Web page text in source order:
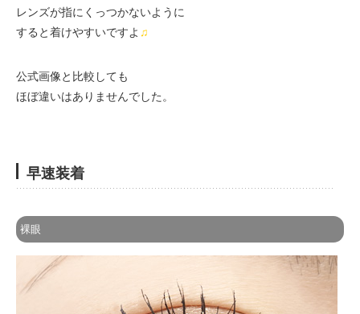
レンズが指にくっつかないように
すると着けやすいですよ ♫
公式画像と比較しても
ほぼ違いはありませんでした。
早速装着
裸眼